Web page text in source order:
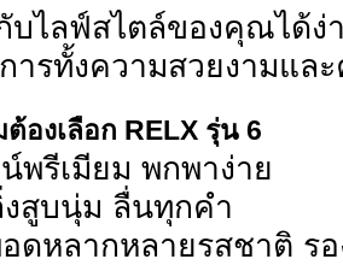
บไลฟ์สไตล์ของคุณได้ง่
ารทั้งความสวยงามแล
องเลือก RELX รุ่น 6
พรีเมียม พกพาง่าย
สูบนุ่ม ลื่นทุกคำ
ดหลากหลายรสชาติ ร